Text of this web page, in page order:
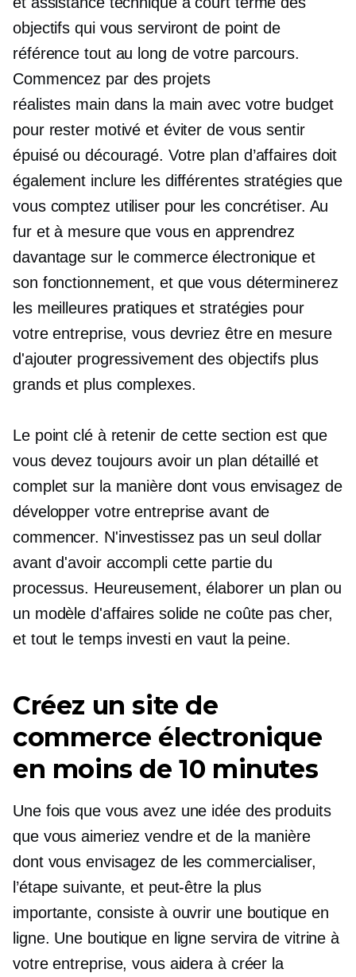
objectifs qui vous serviront de point de
référence tout au long de votre parcours.
Commencez par des projets
réalistes main dans la main avec votre budget
pour rester motivé et éviter de vous sentir
épuisé ou découragé. Votre plan d’affaires doit
également inclure les différentes stratégies que
vous comptez utiliser pour les concrétiser. Au
fur et à mesure que vous en apprendrez
davantage sur le commerce électronique et
son fonctionnement, et que vous déterminerez
les meilleures pratiques et stratégies pour
votre entreprise, vous devriez être en mesure
d'ajouter progressivement des objectifs plus
grands et plus complexes.
Le point clé à retenir de cette section est que
vous devez toujours avoir un plan détaillé et
complet sur la manière dont vous envisagez de
développer votre entreprise avant de
commencer. N'investissez pas un seul dollar
avant d'avoir accompli cette partie du
processus. Heureusement, élaborer un plan ou
un modèle d'affaires solide ne coûte pas cher,
et tout le temps investi en vaut la peine.
Créez un site de
commerce électronique
en moins de 10 minutes
Une fois que vous avez une idée des produits
que vous aimeriez vendre et de la manière
dont vous envisagez de les commercialiser,
l’étape suivante, et peut-être la plus
importante, consiste à ouvrir une boutique en
ligne. Une boutique en ligne servira de vitrine à
votre entreprise, vous aidera à créer la